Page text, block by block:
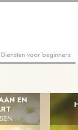
Diensten voor beginners
Persoonlijke Efficiëntie
Levensverbetering
EN